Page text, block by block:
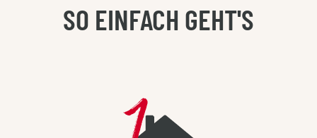
SO EINFACH GEHT'S